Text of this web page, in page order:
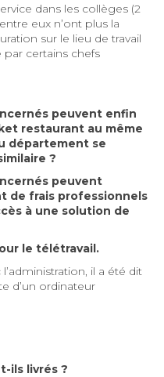
dans les collèges (2
eux n’ont plus la
sur le lieu de travail
certains chefs
peuvent enfin
restaurant au même
département se
?
peuvent
de frais professionnels
à une solution de
le télétravail.
il a été dit
d’un ordinateur
ils livrés ?